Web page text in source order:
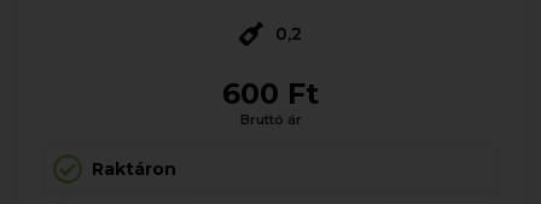
0,2
600 Ft
Bruttó ár
Raktáron